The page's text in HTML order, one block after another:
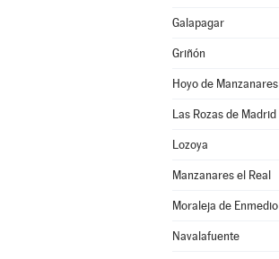
Galapagar
Griñón
Hoyo de Manzanares
Las Rozas de Madrid
Lozoya
Manzanares el Real
Moraleja de Enmedio
Navalafuente